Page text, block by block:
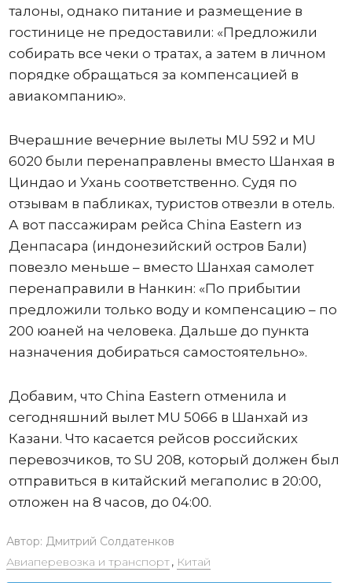
талоны, однако питание и размещение в
гостинице не предоставили: «Предложили
собирать все чеки о тратах, а затем в личном
порядке обращаться за компенсацией в
авиакомпанию».
Вчерашние вечерние вылеты MU 592 и MU
6020 были перенаправлены вместо Шанхая в
Циндао и Ухань соответственно. Судя по
отзывам в пабликах, туристов отвезли в отель.
А вот пассажирам рейса China Eastern из
Денпасара (индонезийский остров Бали)
повезло меньше – вместо Шанхая самолет
перенаправили в Нанкин: «По прибытии
предложили только воду и компенсацию – по
200 юаней на человека. Дальше до пункта
назначения добираться самостоятельно».
Добавим, что China Eastern отменила и
сегодняшний вылет MU 5066 в Шанхай из
Казани. Что касается рейсов российских
перевозчиков, то SU 208, который должен был
отправиться в китайский мегаполис в 20:00,
отложен на 8 часов, до 04:00.
Автор: Дмитрий Солдатенков
Авиаперевозка и транспорт, Китай